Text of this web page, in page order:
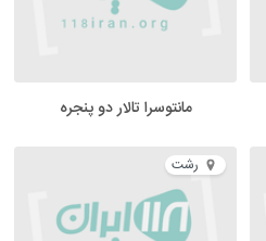
مانتوسرا تالار دو پنجره
رشت